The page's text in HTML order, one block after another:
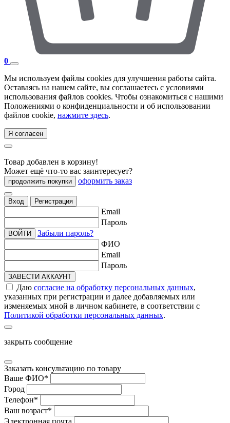
0
Мы используем файлы cookies для улучшения работы сайта.
Оставаясь на нашем сайте, вы соглашаетесь с условиями
использования файлов cookies. Чтобы ознакомиться с нашими
Положениями о конфиденциальности и об использовании
файлов cookie, нажмите здесь.
Я согласен
Товар добавлен в корзину!
Может ещё что-то вас заинтересует?
продолжить покупки оформить заказ
Вход Регистрация
Email
Пароль
ВОЙТИ
Забыли пароль?
ФИО
Email
Пароль
ЗАВЕСТИ АККАУНТ
Даю согласие на обработку персональных данных,
указанных при регистрации и далее добавляемых или
изменяемых мной в личном кабинете, в соответствии с
Политикой обработки персональных данных.
закрыть сообщение
Заказать консультацию по товару
Ваше ФИО*
Город
Телефон*
Ваш возраст*
Электронная почта